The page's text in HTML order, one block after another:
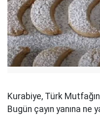
Kurabiye, Türk
Bugün çayın yanına ne